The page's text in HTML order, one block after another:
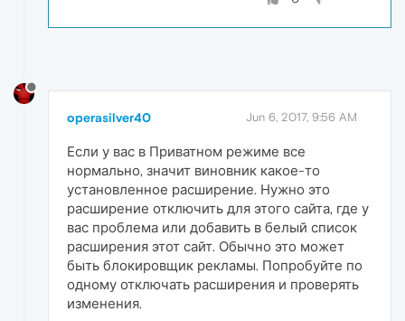
operasilver40 Jun 6, 2017, 9:56 AM
Если у вас в Приватном режиме все
нормально, значит виновник какое-то
установленное расширение. Нужно это
расширение отключить для этого сайта, где у
вас проблема или добавить в белый список
расширения этот сайт. Обычно это может
быть блокировщик рекламы. Попробуйте по
одному отключать расширения и проверять
изменения.